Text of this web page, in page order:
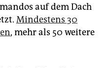
auf dem Dach
Mindestens 30
, mehr als 50 weitere